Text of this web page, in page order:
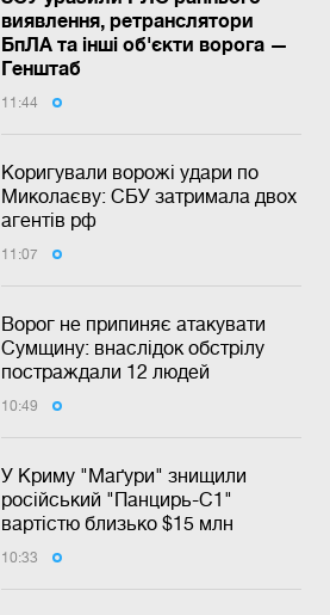
виявлення, ретранслятори
БпЛА та інші об'єкти ворога —
Генштаб
11:44
Коригували ворожі удари по
Миколаєву: СБУ затримала двох
агентів рф
11:07
Ворог не припиняє атакувати
Сумщину: внаслідок обстрілу
постраждали 12 людей
10:49
У Криму "Маґури" знищили
російський "Панцирь-С1"
вартістю близько $15 млн
10:33